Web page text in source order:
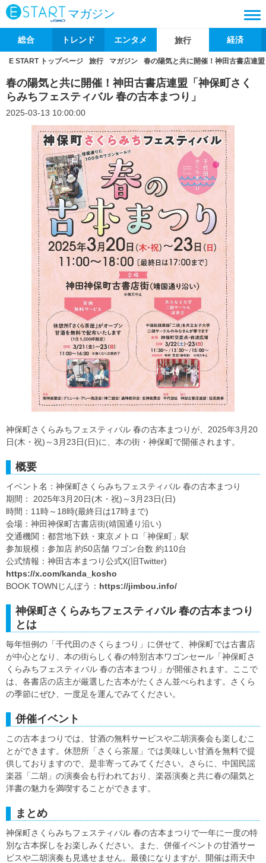
マガジン
総合 トレンド エンタメ 旅行 経済
E START トップページ 旅行 マガジン 春の陽気と共に開催！神田古書店連
春の陽気と共に開催！神田古書店連盟「神保町さく
らみちフェスティバル 春の古本まつり」
2025-03-13 10:00:00
神保町さくらみちフェスティバル 春の古本まつりが、2025年3月20
日(木・祝)～3月23日(日)に、本の街・神保町で開催されます。
概要
イベント名：神保町さくらみちフェスティバル 春の古本まつり
期間： 2025年3月20日(木・祝)～3月23日(日)
時間：11時～18時(最終日は17時まで)
会場：神田神保町古書店街(靖国通り沿い)
交通機関：都営地下鉄・東京メトロ「神保町」駅
参加規模：参加店 約50店舗 ワゴン台数 約110台
公式情報：神田古本まつり公式X(旧Twitter)
https://x.com/kanda_kosho
BOOK TOWNじんぼう： https://jimbou.info/
神保町さくらみちフェスティバル 春の古本まつり
とは
毎年恒例の「千代田のさくらまつり」に併せて、神保町では古書店
が中心となり、本の街らしく春の特別古本ワゴンセール「神保町さ
くらみちフェスティバル 春の古本まつり」が開催されます。ここで
は、各書店の店主が厳選した古本がたくさん並べられます。さくら
の季節にぜひ、一度足を運んでみてください。
併催イベント
この古本まつりでは、甘酒の無料サービスや二胡演奏会も楽しむこ
とができます。休憩所「さくら茶屋」では美味しい甘酒を無料で提
供しておりますので、是非寄ってみてください。さらに、中国民謡
楽器「二胡」の演奏会も行われており、楽器演奏と共に春の陽気と
洋書の魅力を満喫することができます。
まとめ
神保町さくらみちフェスティバル 春の古本まつりで一年に一度の特
別な古本探しをお楽しみください。また、併催イベントの甘酒サー
ビスや二胡演奏も見逃せません。最後になりますが、開催は雨天中